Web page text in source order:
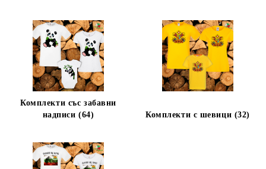
Комплекти със забавни
надписи (64)
Комплекти с шевици (32)